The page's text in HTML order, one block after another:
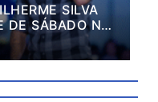
SILVA
DE SÁBADO NA